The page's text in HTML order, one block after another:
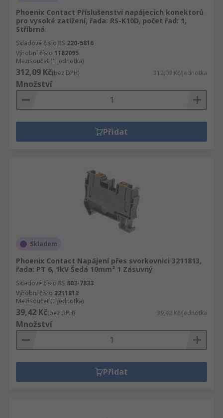
Phoenix Contact Příslušenství napájecích konektorů
pro vysoké zatížení, řada: RS-K10D, počet řad: 1,
Stříbrná
Skladové číslo RS 220-5816
Výrobní číslo 1182095
Mezisoučet (1 jednotka)
312,09 Kč(bez DPH) 312,09 Kč/jednotka
Množství
Přidat
Skladem
Phoenix Contact Napájení přes svorkovnici 3211813,
řada: PT 6, 1kV Šedá 10mm² 1 Zásuvný
Skladové číslo RS 803-7833
Výrobní číslo 3211813
Mezisoučet (1 jednotka)
39,42 Kč(bez DPH) 39,42 Kč/jednotka
Množství
Přidat